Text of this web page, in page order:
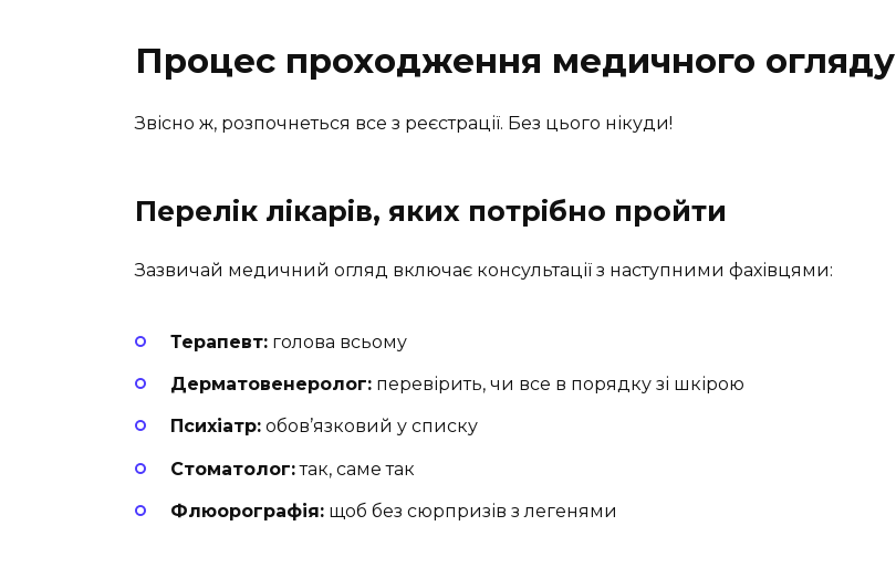
Процес проходження медичного огляду
Звісно ж, розпочнеться все з реєстрації. Без цього нікуди!
Перелік лікарів, яких потрібно пройти
Зазвичай медичний огляд включає консультації з наступними фахівцями:
Терапевт: голова всьому
Дерматовенеролог: перевірить, чи все в порядку зі шкірою
Психіатр: обов’язковий у списку
Стоматолог:так, саме так
Флюорографія: щоб без сюрпризів з легенями